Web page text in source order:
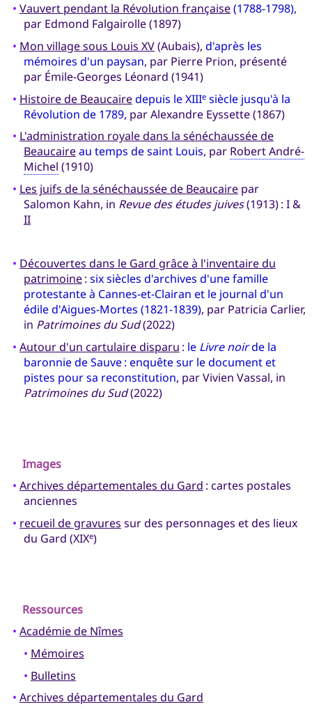
• Vauvert pendant la Révolution française(1788-1798),
par Edmond Falgairolle (1897)
• Mon village sous Louis XV(Aubais), d'après les
mémoires d'un paysan, par Pierre Prion, présenté
par Émile-Georges Léonard (1941)
• Histoire de Beaucairedepuis le XIIIesiècle jusqu'à la
Révolution de 1789, par Alexandre Eyssette (1867)
• L'administration royale dans la sénéchaussée de
Beaucaireau temps de saint Louis, par Robert André-
Michel (1910)
• Les juifs de la sénéchaussée de Beaucairepar
Salomon Kahn, in Revue des études juives(1913) : I &
II
• Découvertes dans le Gard grâce à l'inventaire du
patrimoine: six siècles d'archives d'une famille
protestante à Cannes-et-Clairan et le journal d'un
édile d'Aigues-Mortes (1821-1839), par Patricia Carlier,
in Patrimoines du Sud(2022)
• Autour d'un cartulaire disparu : le Livre noirde la
baronnie de Sauve : enquête sur le document et
pistes pour sa reconstitution, par Vivien Vassal, in
Patrimoines du Sud(2022)
Images
• Archives départementales du Gard : cartes postales
anciennes
• recueil de gravures sur des personnages et des lieux
du Gard (XIXe)
Ressources
• Académie de Nîmes
• Mémoires
• Bulletins
• Archives départementales du Gard